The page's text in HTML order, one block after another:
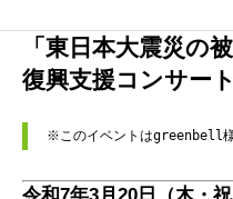
「東日本大震災の
復興支援コンサー
※このイベントはgreenbell様